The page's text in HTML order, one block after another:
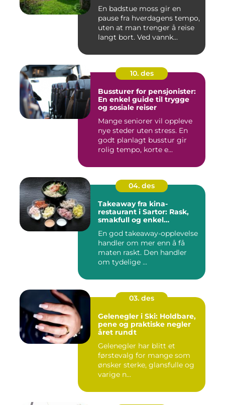
En badstue moss gir en
pause fra hverdagens tempo,
uten at man trenger å reise
langt bort. Ved vannk...
10. des
Bussturer for pensjonister:
En enkel guide til trygge
og sosiale reiser
Mange seniorer vil oppleve
nye steder uten stress. En
godt planlagt busstur gir
rolig tempo, korte e...
04. des
Takeaway fra kina-
restaurant i Sartor: Rask,
smakfull og enkel
En god takeaway-opplevelse
handler om mer enn å få
maten raskt. Den handler
om tydelige ...
03. des
Gelenegler i Ski: Holdbare,
pene og praktiske negler
året rundt
Gelenegler har blitt et
førstevalg for mange som
ønsker sterke, glansfulle og
varige n...